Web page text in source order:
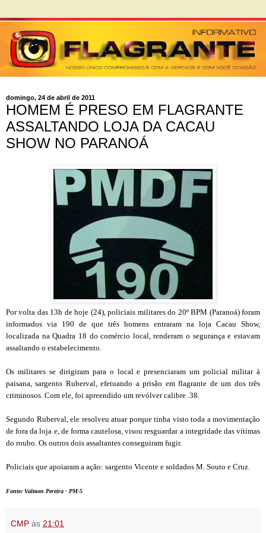
domingo, 24 de abril de 2011
HOMEM É PRESO EM FLAGRANTE
ASSALTANDO LOJA DA CACAU
SHOW NO PARANOÁ
Por volta das 13h de hoje (24), policiais militares do 20º BPM (Paranoá) foram
informados via 190 de que três homens entraram na loja Cacau Show,
localizada na Quadra 18 do comércio local, renderam o segurança e estavam
assaltando o estabelecimento.
Os militares se dirigiram para o local e presenciaram um policial militar à
paisana, sargento Ruberval, efetuando a prisão em flagrante de um dos três
criminosos. Com ele, foi apreendido um revólver calibre .38.
Segundo Ruberval, ele resolveu atuar porque tinha visto toda a movimentação
de fora da loja e, de forma cautelosa, visou resguardar a integridade das vítimas
do roubo. Os outros dois assaltantes conseguiram fugir.
Policiais que apoiaram a ação: sargento Vicente e soldados M. Souto e Cruz.
Fonte: Valmon Pereira - PM-5
CMP às 21:01